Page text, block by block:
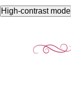
High-contrast mode